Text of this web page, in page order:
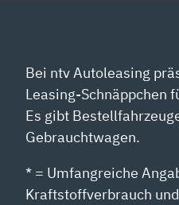
Bei ntv Autoleasing
Leasing-Schnäppchen
Es gibt
Gebrauchtwagen.
* = Umfangreiche
Kraftstoffverbrauch